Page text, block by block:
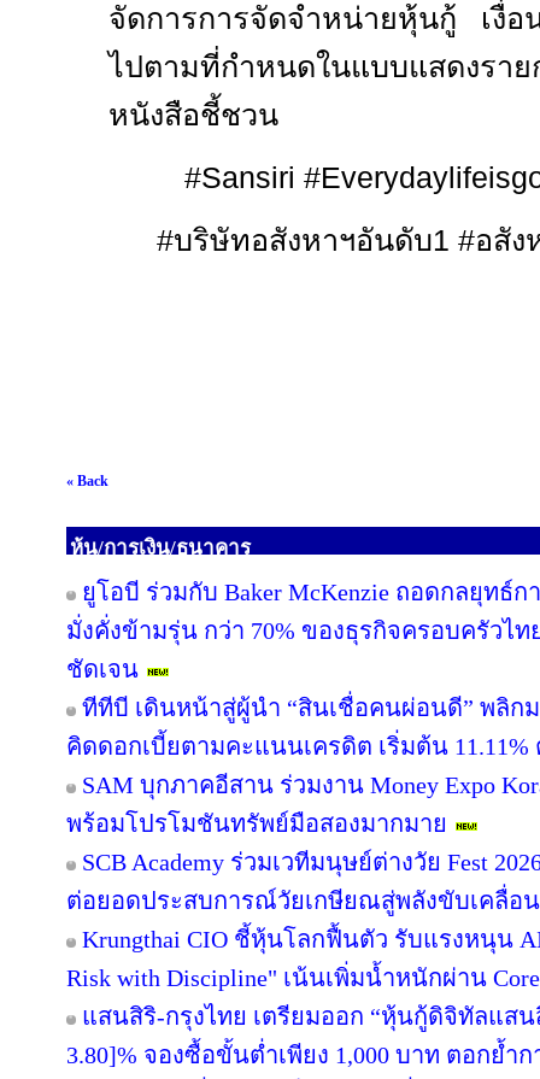
จัดการการจัดจำหน่ายหุ้นกู้ เงื่อ
ไปตามที่กำหนดในแบบแสดงราย
หนังสือชี้ชวน
#Sansiri
#บริษัทอสังหาฯอันดับ1 #อสัง
« Back
หุ้น/การเงิน/ธนาคาร
ยูโอบี ร่วมกับ Baker McKenzie ถอดกลยุทธ์
มั่งคั่งข้ามรุ่น กว่า 70% ของธุรกิจครอบครัวไ
ชัดเจน
ทีทีบี เดินหน้าสู่ผู้นำ “สินเชื่อคนผ่อนดี” พลิก
คิดดอกเบี้ยตามคะแนนเครดิต เริ่มต้น 11.11%
SAM บุกภาคอีสาน ร่วมงาน Money Expo
พร้อมโปรโมชันทรัพย์มือสองมากมาย
SCB Academy ร่วมเวทีมนุษย์ต่างวัย Fest
ต่อยอดประสบการณ์วัยเกษียณสู่พลังขับเคลื่อน
Krungthai CIO ชี้หุ้นโลกฟื้นตัว รับแรงหนุน
Risk with Discipline" เน้นเพิ่มน้ำหนักผ่าน
แสนสิริ-กรุงไทย เตรียมออก “หุ้นกู้ดิจิทัลแสน
3.80]% จองซื้อขั้นต่ำเพียง 1,000 บาท ตอกย้ำ